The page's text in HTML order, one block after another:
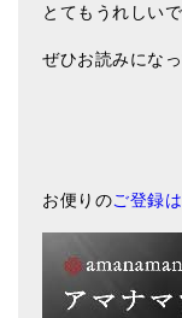
とてもうれしい
ぜひお読みにな
お便りのご登録